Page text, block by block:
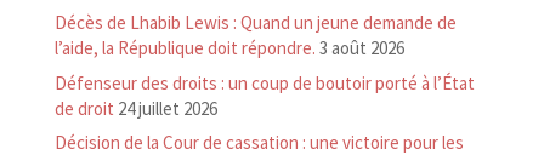
Décès de Lhabib Lewis : Quand un jeune demande de
l’aide, la République doit répondre. 3 août 2026
Défenseur des droits : un coup de boutoir porté à l’État
de droit 24 juillet 2026
Décision de la Cour de cassation : une victoire pour les